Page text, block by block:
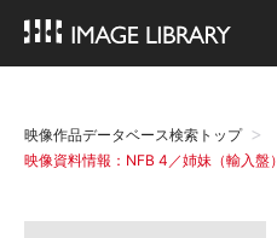
映像作品データベース検索トップ
映像資料情報：NFB 4／姉妹（輸入盤）